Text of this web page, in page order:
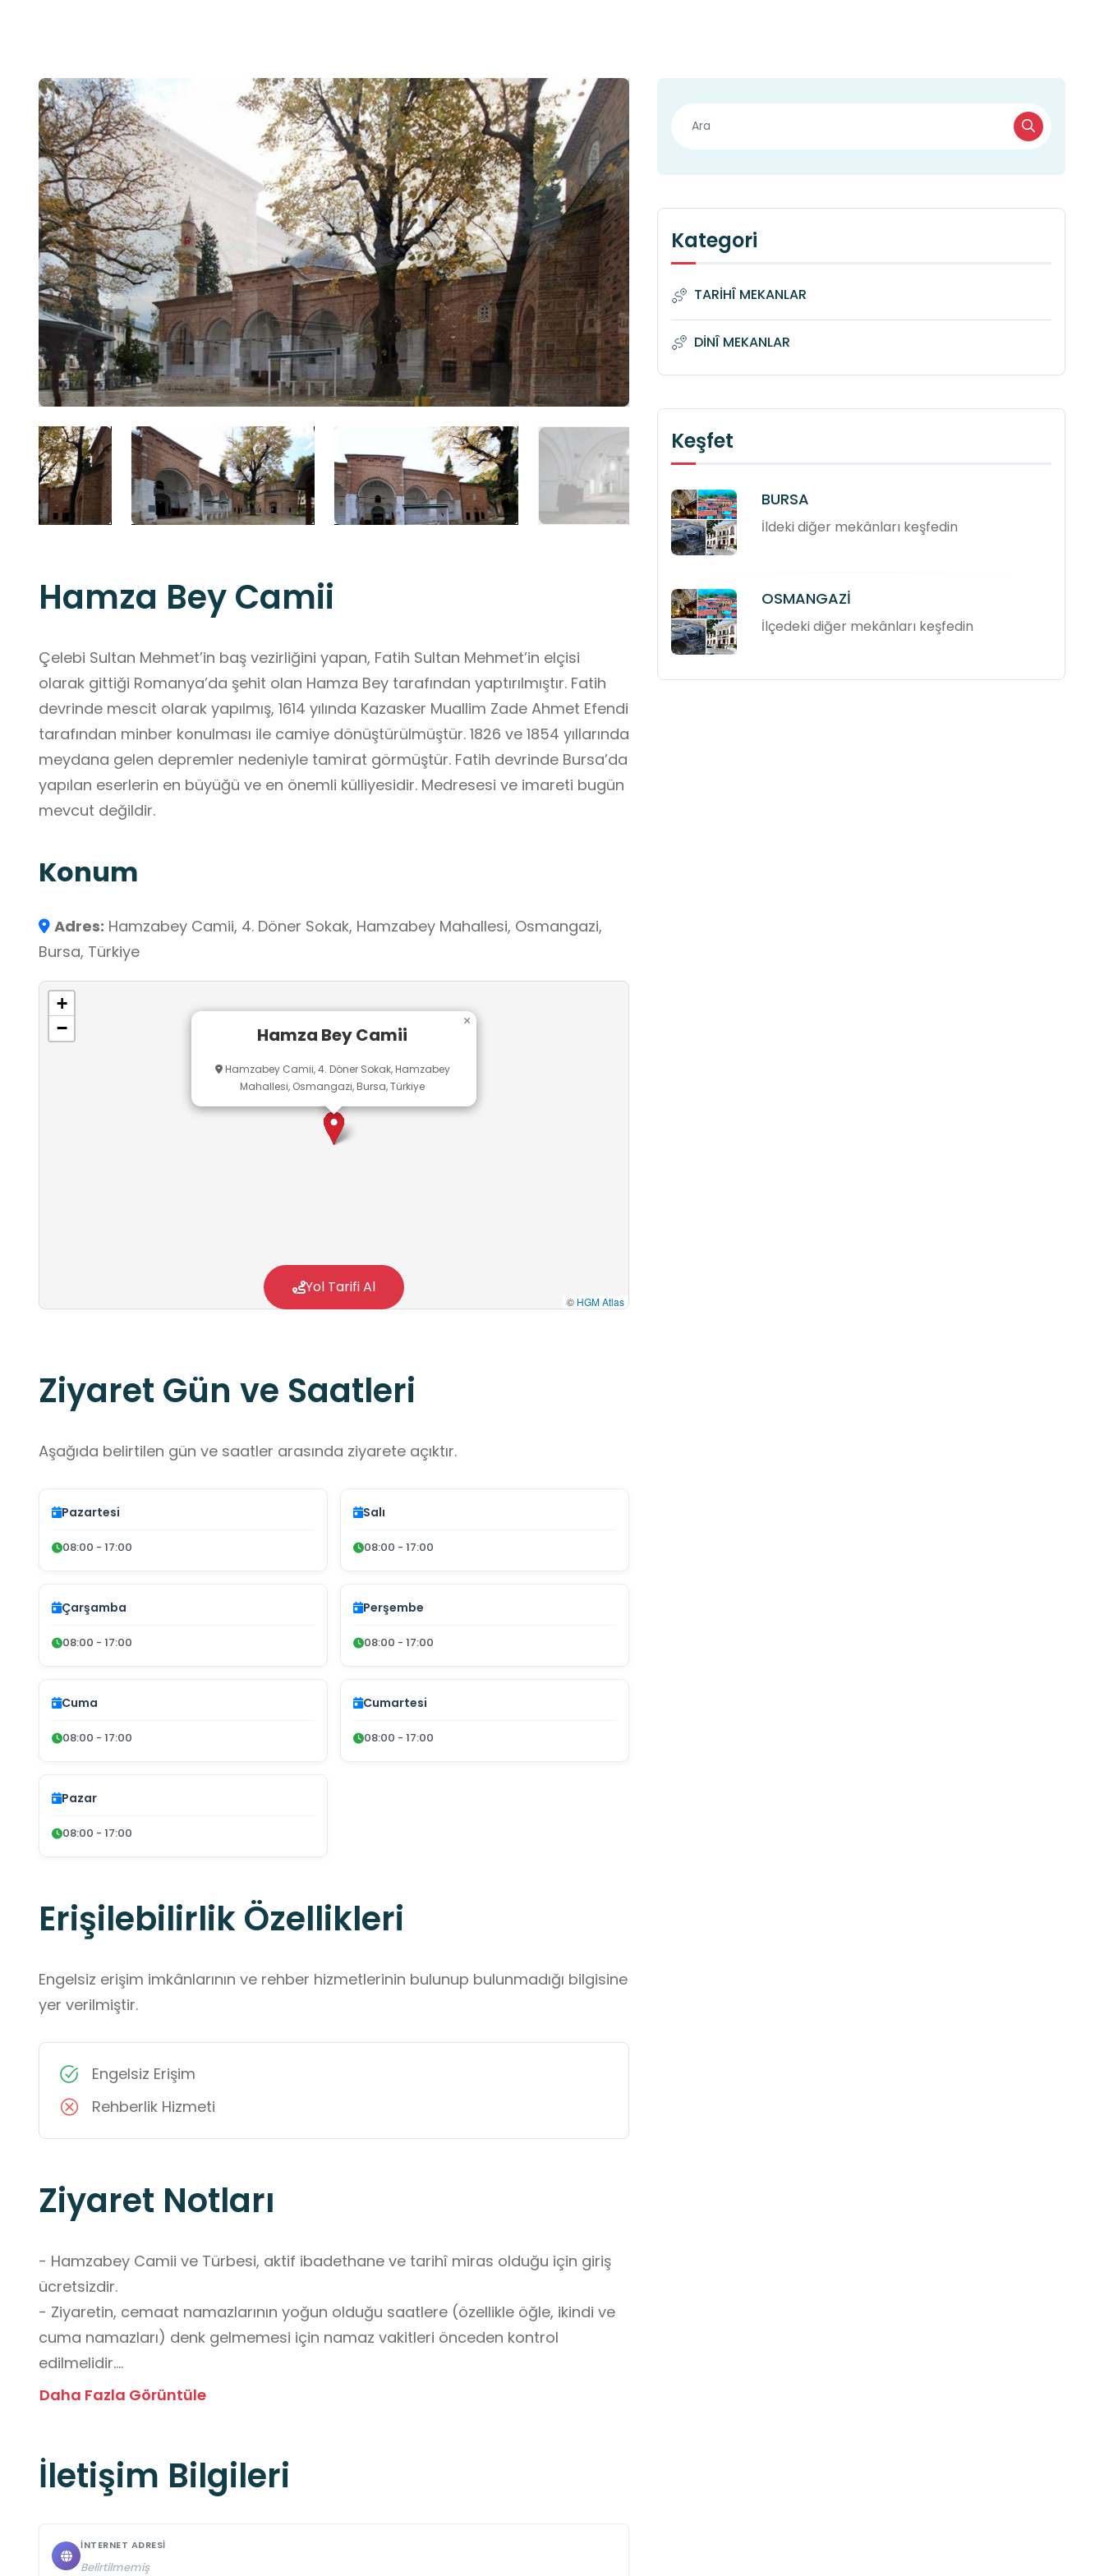
Hamza Bey Camii
Çelebi Sultan Mehmet’in baş vezirliğini yapan, Fatih Sultan Mehmet’in elçisi
olarak gittiği Romanya’da şehit olan Hamza Bey tarafından yaptırılmıştır. Fatih
devrinde mescit olarak yapılmış, 1614 yılında Kazasker Muallim Zade Ahmet Efendi
tarafından minber konulması ile camiye dönüştürülmüştür. 1826 ve 1854 yıllarında
meydana gelen depremler nedeniyle tamirat görmüştür. Fatih devrinde Bursa’da
yapılan eserlerin en büyüğü ve en önemli külliyesidir. Medresesi ve imareti bugün
mevcut değildir.
Konum
Adres: Hamzabey Camii, 4. Döner Sokak, Hamzabey Mahallesi, Osmangazi,
Bursa, Türkiye
Hamza Bey Camii
Hamzabey Camii, 4. Döner Sokak, Hamzabey
Mahallesi, Osmangazi, Bursa, Türkiye
×
+
−
© HGM Atlas
Yol Tarifi Al
Ziyaret Gün ve Saatleri
Aşağıda belirtilen gün ve saatler arasında ziyarete açıktır.
Pazartesi
08:00 - 17:00
Salı
08:00 - 17:00
Çarşamba
08:00 - 17:00
Perşembe
08:00 - 17:00
Cuma
08:00 - 17:00
Cumartesi
08:00 - 17:00
Pazar
08:00 - 17:00
Erişilebilirlik Özellikleri
Engelsiz erişim imkânlarının ve rehber hizmetlerinin bulunup bulunmadığı bilgisine
yer verilmiştir.
Engelsiz Erişim
Rehberlik Hizmeti
Ziyaret Notları
- Hamzabey Camii ve Türbesi, aktif ibadethane ve tarihî miras olduğu için giriş
ücretsizdir.
- Ziyaretin, cemaat namazlarının yoğun olduğu saatlere (özellikle öğle, ikindi ve
cuma namazları) denk gelmemesi için namaz vakitleri önceden kontrol
edilmelidir.
- Camiye yiyecek ve içecekle girilmemelidir.
- Öğrencilere, Hamzabey Camii'nin aktif bir ibadethane ve Türbesi'nin ise manevi
bir ziyaretgâh olduğu anlatılmalıdır. Ziyaretin ciddiyeti ve manevi atmosferi
- Okul servislerinin güvenli indirme/bindirme yapacağı nokta, trafik akışını ve
tarihî dokuyu engellemeyecek şekilde önceden belirlenmelidir.
Daha Fazla Görüntüle
İletişim Bilgileri
İNTERNET ADRESI
Belirtilmemiş
Kategori
TARİHÎ MEKANLAR
DİNÎ MEKANLAR
Keşfet
BURSA
İldeki diğer mekânları keşfedin
OSMANGAZİ
İlçedeki diğer mekânları keşfedin